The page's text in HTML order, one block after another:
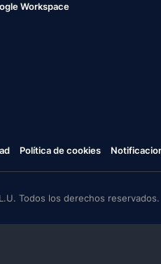
Workspace
Política de cookies
Todos los derechos reservados.